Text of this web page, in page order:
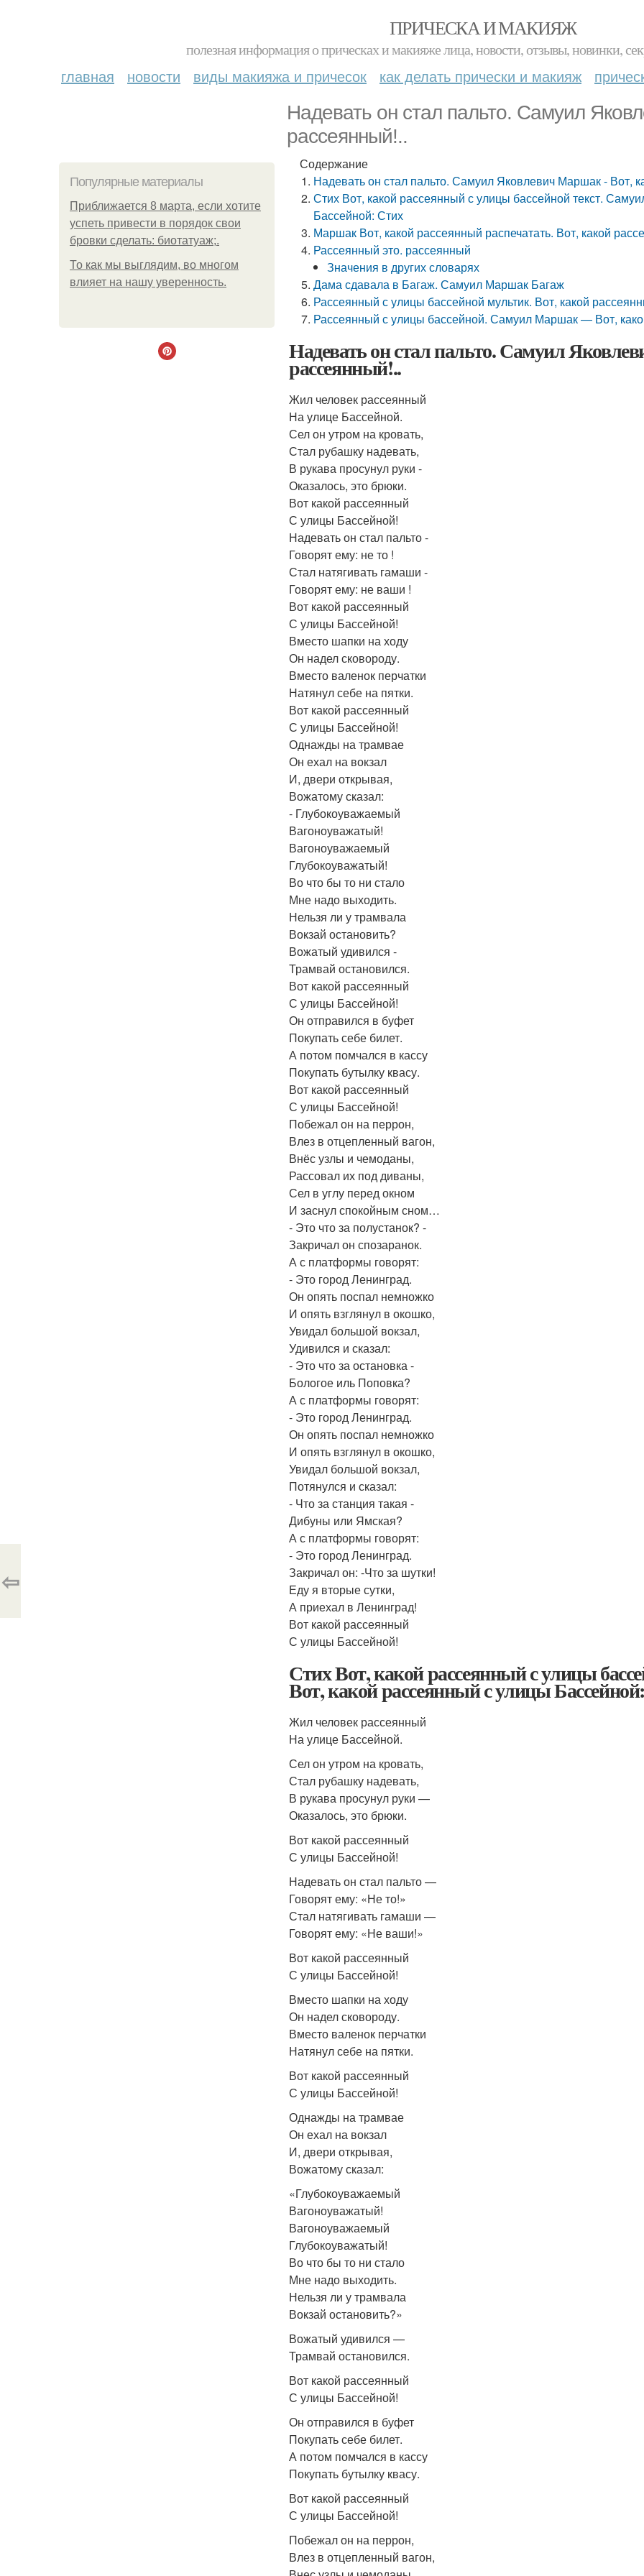
ПРИЧЕСКА И МАКИЯЖ
полезная информация о прическах и макияже лица, новости, отзывы, новинки,
главная новости виды макияжа и причесок как делать прически и макияж
Надевать он стал пальто. Самуил
рассеянный!..
Популярные материалы
Приближается 8 марта, если хотите
успеть привести в порядок свои
бровки сделать: биотатуаж;.
То как мы выглядим, во многом
влияет на нашу уверенность.
Содержание
Надевать он стал пальто. Самуил Яковлевич Маршак - Вот,
Стих Вот, какой рассеянный с улицы бассейной текст.
Бассейной: Стих
Маршак Вот, какой рассеянный распечатать. Вот, какой
Рассеянный это. рассеянный
Значения в других словарях
Дама сдавала в Багаж. Самуил Маршак Багаж
Рассеянный с улицы бассейной мультик. Вот, какой
Рассеянный с улицы бассейной. Самуил Маршак — Вот,
Надевать он стал пальто. Самуил
рассеянный!..
Жил человек рассеянный
На улице Бассейной.
Сел он утром на кровать,
Стал рубашку надевать,
В рукава просунул руки -
Оказалось, это брюки.
Вот какой рассеянный
С улицы Бассейной!
Надевать он стал пальто -
Говорят ему: не то !
Стал натягивать гамаши -
Говорят ему: не ваши !
Вот какой рассеянный
С улицы Бассейной!
Вместо шапки на ходу
Он надел сковороду.
Вместо валенок перчатки
Натянул себе на пятки.
Вот какой рассеянный
С улицы Бассейной!
Однажды на трамвае
Он ехал на вокзал
И, двери открывая,
Вожатому сказал:
- Глубокоуважаемый
Вагоноуважатый!
Вагоноуважаемый
Глубокоуважатый!
Во что бы то ни стало
Мне надо выходить.
Нельзя ли у трамвала
Вокзай остановить?
Вожатый удивился -
Трамвай остановился.
Вот какой рассеянный
С улицы Бассейной!
Он отправился в буфет
Покупать себе билет.
А потом помчался в кассу
Покупать бутылку квасу.
Вот какой рассеянный
С улицы Бассейной!
Побежал он на перрон,
Влез в отцепленный вагон,
Внёс узлы и чемоданы,
Рассовал их под диваны,
Сел в углу перед окном
И заснул спокойным сном…
- Это что за полустанок? -
Закричал он спозаранок.
А с платформы говорят:
- Это город Ленинград.
Он опять поспал немножко
И опять взглянул в окошко,
Увидал большой вокзал,
Удивился и сказал:
- Это что за остановка -
Бологое иль Поповка?
А с платформы говорят:
- Это город Ленинград.
Он опять поспал немножко
И опять взглянул в окошко,
Увидал большой вокзал,
Потянулся и сказал:
- Что за станция такая -
Дибуны или Ямская?
А с платформы говорят:
- Это город Ленинград.
Закричал он: -Что за шутки!
Еду я вторые сутки,
А приехал в Ленинград!
Вот какой рассеянный
С улицы Бассейной!
Стих Вот, какой рассеянный с улицы
Вот, какой рассеянный с улицы
Жил человек рассеянный
На улице Бассейной.
Сел он утром на кровать,
Стал рубашку надевать,
В рукава просунул руки —
Оказалось, это брюки.
Вот какой рассеянный
С улицы Бассейной!
Надевать он стал пальто —
Говорят ему: «Не то!»
Стал натягивать гамаши —
Говорят ему: «Не ваши!»
Вот какой рассеянный
С улицы Бассейной!
Вместо шапки на ходу
Он надел сковороду.
Вместо валенок перчатки
Натянул себе на пятки.
Вот какой рассеянный
С улицы Бассейной!
Однажды на трамвае
Он ехал на вокзал
И, двери открывая,
Вожатому сказал:
«Глубокоуважаемый
Вагоноуважатый!
Вагоноуважаемый
Глубокоуважатый!
Во что бы то ни стало
Мне надо выходить.
Нельзя ли у трамвала
Вокзай остановить?»
Вожатый удивился —
Трамвай остановился.
Вот какой рассеянный
С улицы Бассейной!
Он отправился в буфет
Покупать себе билет.
А потом помчался в кассу
Покупать бутылку квасу.
Вот какой рассеянный
С улицы Бассейной!
Побежал он на перрон,
Влез в отцепленный вагон,
⇦